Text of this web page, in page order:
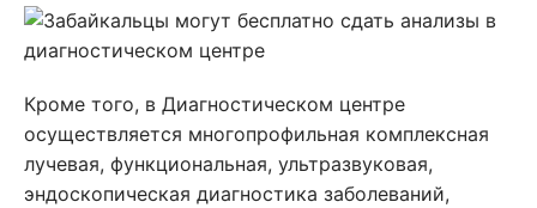
Кроме того, в Диагностическом центре
осуществляется многопрофильная комплексная
лучевая, функциональная, ультразвуковая,
эндоскопическая диагностика заболеваний,